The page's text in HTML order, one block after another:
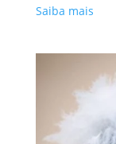
Saiba mais